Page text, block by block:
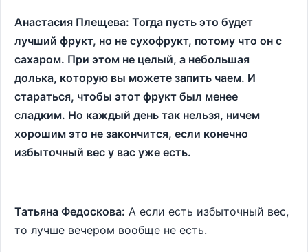
Анастасия Плещева: Тогда пусть это будет
лучший фрукт, но не сухофрукт, потому что он с
сахаром. При этом не целый, а небольшая
долька, которую вы можете запить чаем. И
стараться, чтобы этот фрукт был менее
сладким. Но каждый день так нельзя, ничем
хорошим это не закончится, если конечно
избыточный вес у вас уже есть.
Татьяна Федоскова: А если есть избыточный вес,
то лучше вечером вообще не есть.